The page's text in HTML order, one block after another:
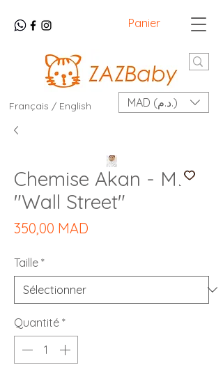
Panier
MAD (د.م.) Français / English
Chemise Akan - ML
"Wall Street"
350,00 MAD
Taille *
Quantité *